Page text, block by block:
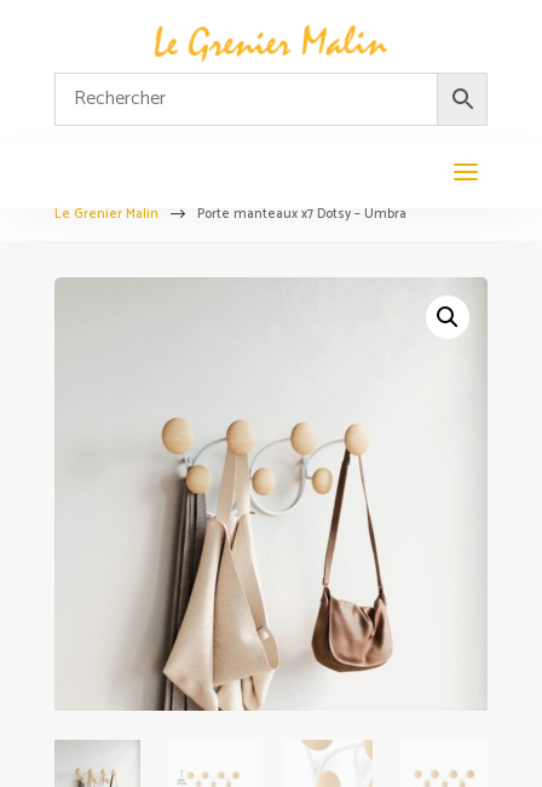
Le Grenier Malin $ Porte manteaux x7 Dotsy – Umbra